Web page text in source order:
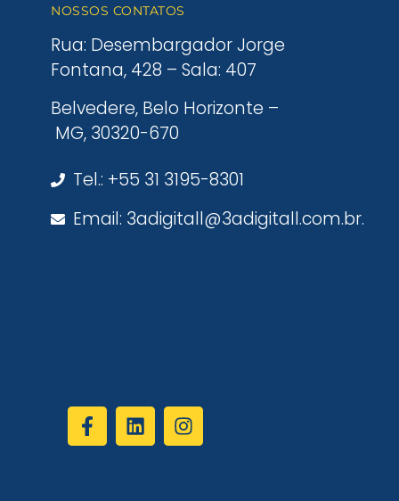
NOSSOS CONTATOS
Rua: Desembargador Jorge
Fontana, 428 – Sala: 407
Belvedere, Belo Horizonte –
MG, 30320-670
Tel.: +55 31 3195-8301
Email: 3adigitall@3adigitall.com.br.